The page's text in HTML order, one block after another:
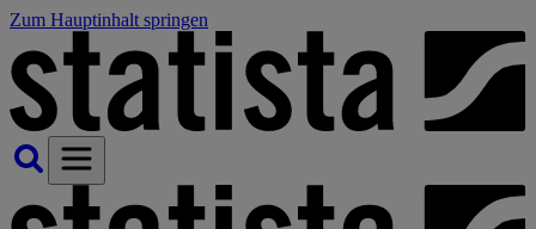
Zum Hauptinhalt springen